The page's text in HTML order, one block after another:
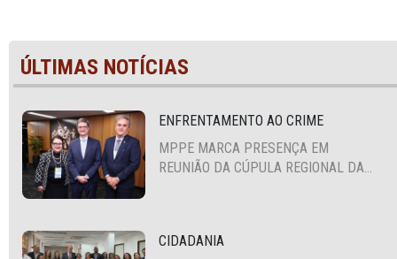
ÚLTIMAS NOTÍCIAS
ENFRENTAMENTO AO CRIME
MPPE MARCA PRESENÇA EM
REUNIÃO DA CÚPULA REGIONAL DA
CIDADANIA